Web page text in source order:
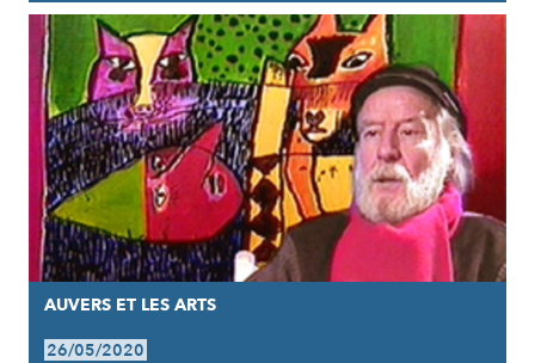
AUVERS ET LES ARTS
26/05/2020